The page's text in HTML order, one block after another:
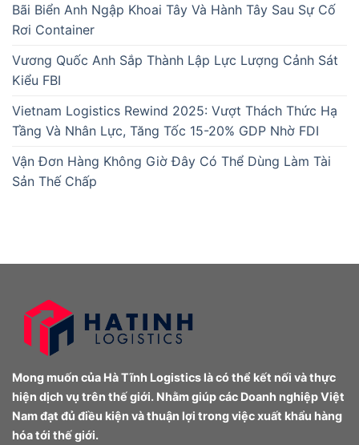
Bãi Biển Anh Ngập Khoai Tây Và Hành Tây Sau Sự Cố
Rơi Container
Vương Quốc Anh Sắp Thành Lập Lực Lượng Cảnh Sát
Kiểu FBI
Vietnam Logistics Rewind 2025: Vượt Thách Thức Hạ
Tầng Và Nhân Lực, Tăng Tốc 15-20% GDP Nhờ FDI
Vận Đơn Hàng Không Giờ Đây Có Thể Dùng Làm Tài
Sản Thế Chấp
Mong muốn của Hà Tĩnh Logistics là có thể kết nối và thực
hiện dịch vụ trên thế giới. Nhằm giúp các Doanh nghiệp Việt
Nam đạt đủ điều kiện và thuận lợi trong việc xuất khẩu hàng
hóa tới thế giới.